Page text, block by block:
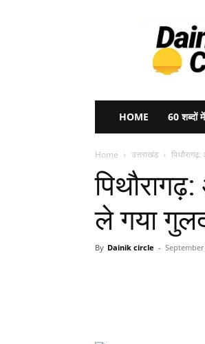
HOME 60 शब्दों
Home उत्तराखंड
ले गया
By Dainik circle -